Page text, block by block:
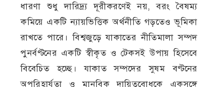
ধারণা শুধু দারিদ্র্য দূরীকরণেই নয়, বরং বৈষম্য
কমিয়ে একটি ন্যায়ভিত্তিক অর্থনীতি গড়তেও ভূমিকা
রাখতে পারে। বিশ্বজুড়ে যাকাতের নীতিমালা সম্পদ
পুনর্বণ্টনের একটি স্বীকৃত ও টেকসই উপায় হিসেবে
বিবেচিত হচ্ছে। যাকাত সম্পদের সুষম বণ্টনের
অপরিহার্যতা ও মানবিক দায়িত্ববোধকে একসঙ্গে